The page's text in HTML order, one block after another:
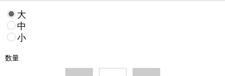
大
中
小
数量